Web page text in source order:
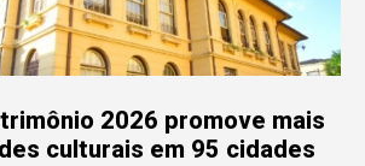
2026 promove mais
culturais em 95 cidades